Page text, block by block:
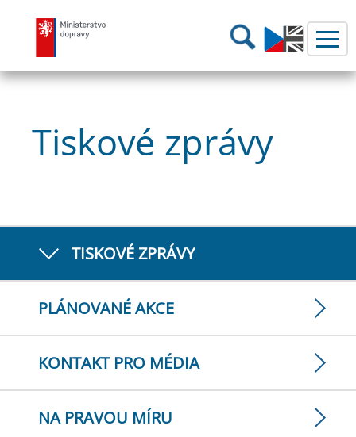
Ministerstvo dopravy Hledání
Tiskové zprávy
TISKOVÉ ZPRÁVY
PLÁNOVANÉ AKCE
KONTAKT PRO MÉDIA
NA PRAVOU MÍRU